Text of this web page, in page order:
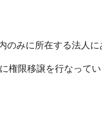
みに所在する法人に
権限移譲を行なって